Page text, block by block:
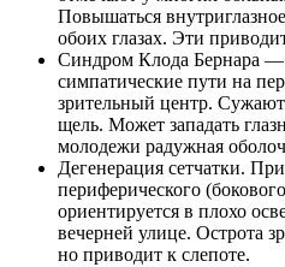
Повышаться
обоих глазах. Эти
Синдром Клода Бернара
симпатические пути на
зрительный центр.
щель. Может западать
молодежи радужная
Дегенерация сетчатки.
периферического
ориентируется в плохо
вечерней улице. Острота
но приводит к слепоте.